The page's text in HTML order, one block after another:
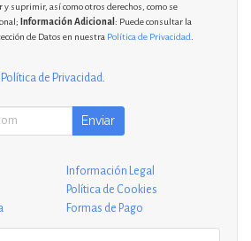
y suprimir, así como otros derechos, como se
Información Adicional : Puede consultar la
de Datos en nuestra Política de Privacidad
Política de Privacidad
Enviar
Información Legal
Política de Cookies
Formas de Pago